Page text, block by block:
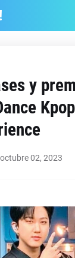
y
octubre 02, 2023